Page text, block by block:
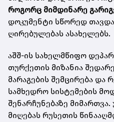
როგორც მიმდინარე
დოკუმენტი სწორედ
ღირებულებას ასახელებს.
აშშ-ის სახელმწიფო
თურქეთის მიზანია
მარაგების შემცირება და
სამხედრო სისტემების
შენარჩუნებაზე მიმართვა.
მიღებას რუსეთის